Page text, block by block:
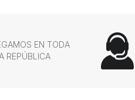
EN TODA
REPÚBLICA